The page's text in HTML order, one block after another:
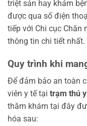
triệt sản hay khám
được qua số điện
tiếp với Chi cục Chăn
thông tin chi tiết nhất.
Quy trình khi
Để đảm bảo an toàn
viên y tế tại trạm thú
thăm khám tại đây
hóa sau: